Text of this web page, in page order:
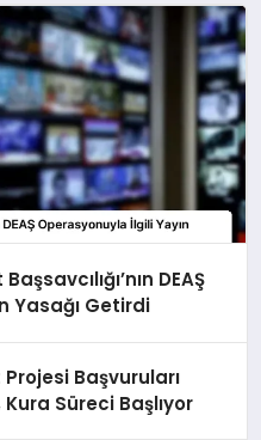
DEAŞ
Yasağı Getirdi
Başvuruları
Süreci Başlıyor